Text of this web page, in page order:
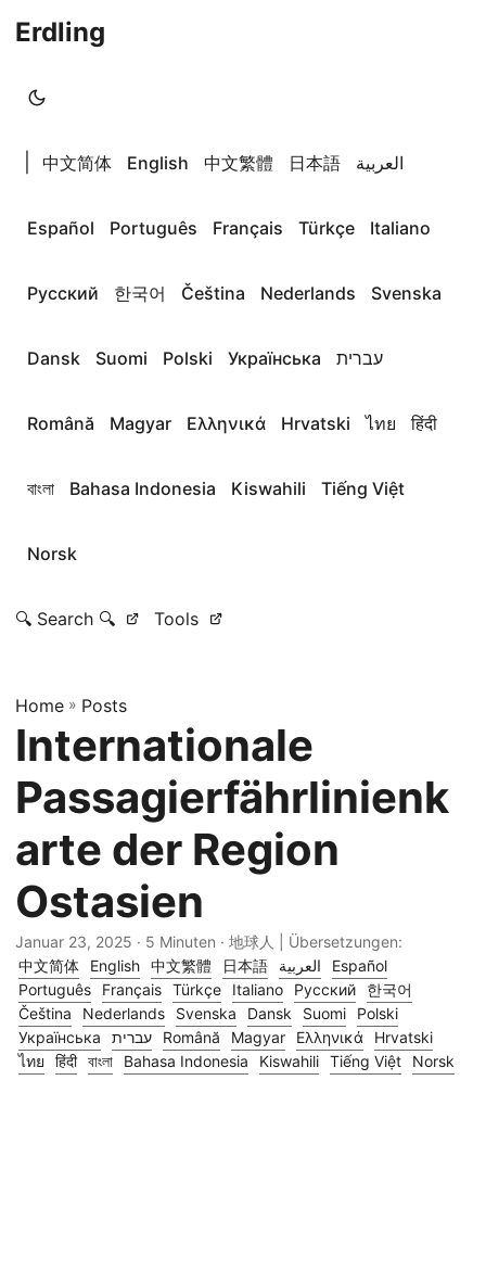
Erdling
中文简体 English 中文繁體 日本語 العربية
Español Português Français Türkçe Italiano
Русский 한국어 Čeština Nederlands Svenska
Dansk Suomi Polski Українська עברית
Română Magyar Ελληνικά Hrvatski ไทย हिंदी
বাংলা Bahasa Indonesia Kiswahili Tiếng Việt
Norsk
🔍 Search 🔍 Tools
Home » Posts
Internationale
Passagierfährlinienk
arte der Region
Ostasien
Januar 23, 2025 · 5 Minuten · 地球人 | Übersetzungen:
中文简体
English 中文繁體 日本語 العربية
Español
Português
Français Türkçe Italiano Русский
한국어
Čeština
Nederlands Svenska Dansk Suomi
Polski
Українська
עברית Română Magyar Ελληνικά
Hrvatski
ไทย
हिंदी বাংলা Bahasa Indonesia Kiswahili Tiếng Việt Norsk